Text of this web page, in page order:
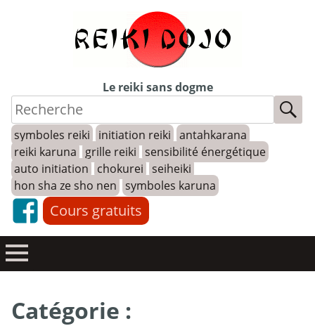
Le reiki sans dogme
symboles reiki initiation reiki antahkarana
reiki karuna
grille reiki sensibilité énergétique
auto initiation
chokurei seiheiki
hon sha ze sho nen symboles karuna
Cours gratuits
Catégorie :